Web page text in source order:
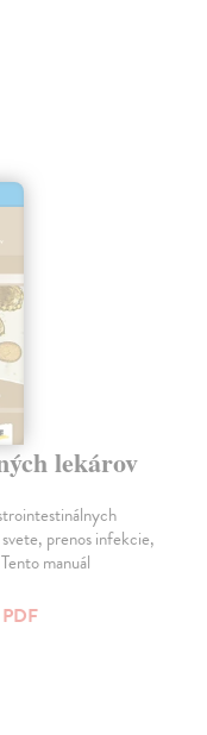
lekárov
prenos infekcie,
manuál
PDF